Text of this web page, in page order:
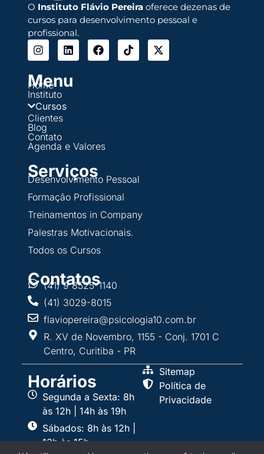
O Instituto Flávio Pereiraoferece dezenas de
cursos para desenvolvimento pessoal e
profissional.
Menu
Home
Instituto
Cursos
Clientes
Blog
Contato
Agenda e Valores
Serviços
Desenvolvimento Pessoal
Formação Profissional
Treinamentos in Company
Palestras Motivacionais.
Todos os Cursos
Contatos
(41) 9 8525-1140
(41) 3029-8015
flaviopereira@psicologia10.com.br
R. XV de Novembro, 1155 - Conj. 1701 C
Centro, Curitiba - PR
Horários
Segunda a Sexta: 8h
às 12h | 14h às 19h
Sábados: 8h às 12h |
13h às 15h
Sitemap
Política de
Privacidade